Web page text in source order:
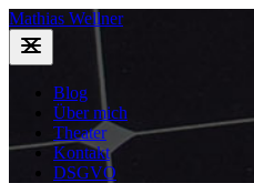
Mathias Wellner
Blog
Über mich
Theater
Kontakt
DSGVO